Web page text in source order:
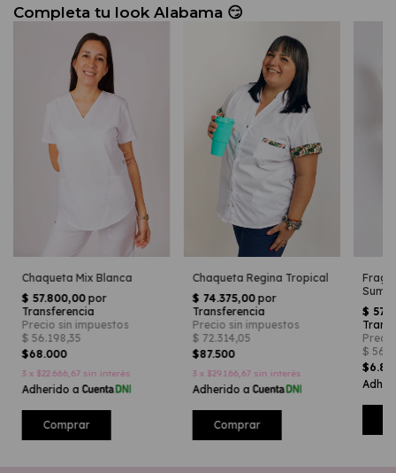
Chaqueta Mix Blanca
$68.000
3 x $22.666,67 sin interés
Comprar
Chaqueta Regina Tropical
$87.500
3 x $29.166,67 sin interés
Comprar